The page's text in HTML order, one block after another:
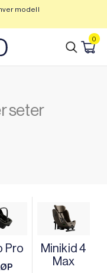
modell
0
seter
Pro
Minikid 4
Max